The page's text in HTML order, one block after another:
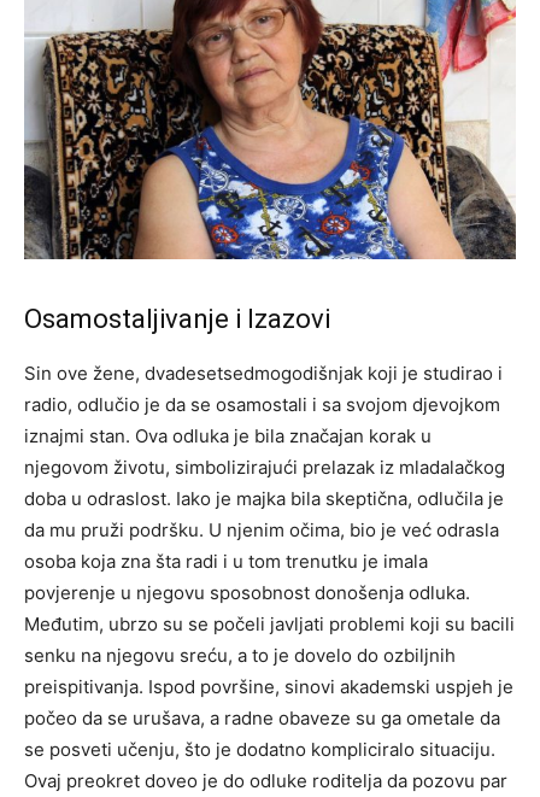
Osamostaljivanje i Izazovi
Sin ove žene, dvadesetsedmogodišnjak koji je studirao i
radio, odlučio je da se osamostali i sa svojom djevojkom
iznajmi stan. Ova odluka je bila značajan korak u
njegovom životu, simbolizirajući prelazak iz mladalačkog
doba u odraslost. Iako je majka bila skeptična, odlučila je
da mu pruži podršku. U njenim očima, bio je već odrasla
osoba koja zna šta radi i u tom trenutku je imala
povjerenje u njegovu sposobnost donošenja odluka.
Međutim, ubrzo su se počeli javljati problemi koji su bacili
senku na njegovu sreću, a to je dovelo do ozbiljnih
preispitivanja. Ispod površine, sinovi akademski uspjeh je
počeo da se urušava, a radne obaveze su ga ometale da
se posveti učenju, što je dodatno kompliciralo situaciju.
Ovaj preokret doveo je do odluke roditelja da pozovu par